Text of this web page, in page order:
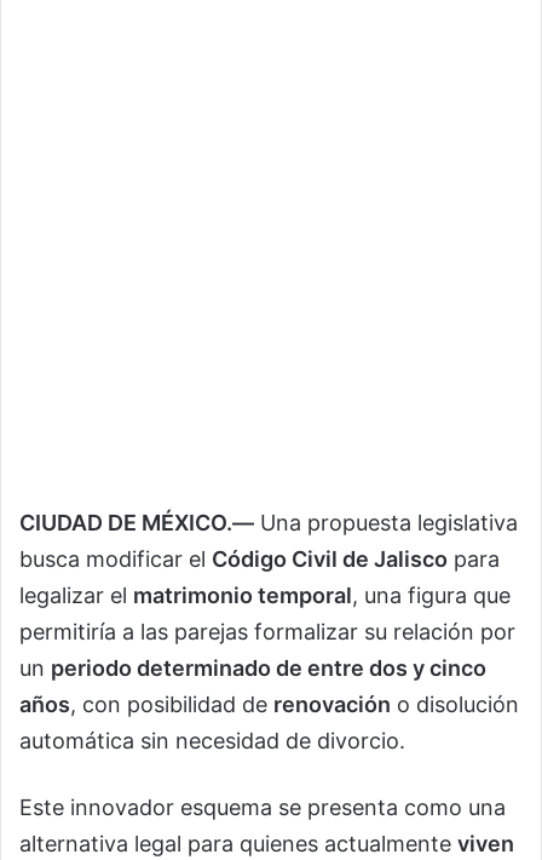
CIUDAD DE MÉXICO.— Una propuesta legislativa
busca modificar el Código Civil de Jalisco para
legalizar el matrimonio temporal, una figura que
permitiría a las parejas formalizar su relación por
un periodo determinado de entre dos y cinco
años, con posibilidad de renovación o disolución
automática sin necesidad de divorcio.
Este innovador esquema se presenta como una
alternativa legal para quienes actualmente viven